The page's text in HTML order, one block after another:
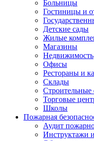
Больницы
Гостиницы и
Детские сады
Жилые
Магазины
Недвижимость
Офисы
Рестораны и
Склады
Строительные
Торговые
Школы
Пожарная
Аудит
Инструктажи